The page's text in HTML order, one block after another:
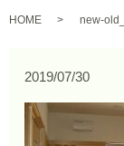
HOME new-
2019/07/30